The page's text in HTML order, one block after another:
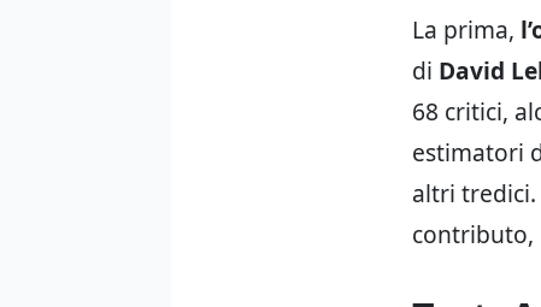
La prima,
di David
68 critici,
estimatori
altri
contributo,